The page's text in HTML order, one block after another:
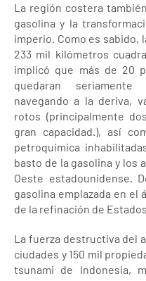
La región costera
gasolina y la
imperio. Como es sabido,
233 mil kilómetros
implicó que más de 20
quedaran
navegando a la deriva,
rotos (principalmente
gran capacidad.), así
petroquímica
basto de la gasolina y los
Oeste estadounidense.
gasolina emplazada en el
de la refinación de
La fuerza destructiva del
ciudades y 150 mil
tsunami de Indonesia,